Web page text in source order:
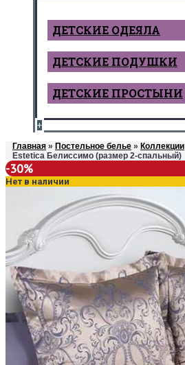
ДЕТCКИЕ ОДЕЯЛА
ДЕТСКИЕ ПОДУШКИ
ДЕТСКИЕ ПРОСТЫНИ
+
Главная » Постельное белье » Коллекции
Estetica Белиссимо (размер 2-спальный)
-30%
Нет в наличии